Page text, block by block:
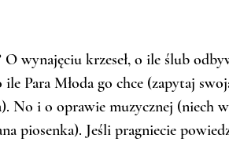
O wynajęciu krzeseł, o ile ślub
Para Młoda go chce (zapytaj
No i o oprawie muzycznej (niech
piosenka). Jeśli pragniecie